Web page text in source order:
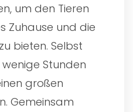
um den Tieren
Zuhause und die
bieten. Selbst
Stunden
großen
Gemeinsam